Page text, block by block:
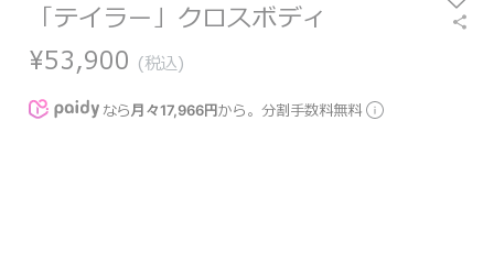
「テイラー」クロスボディ
¥53,900 (税込)
なら月々17,966円から。分割手数料無料